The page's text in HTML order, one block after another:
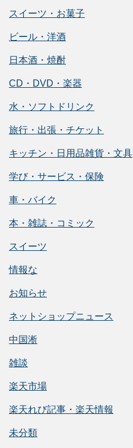
スイーツ・お菓子
ビール・洋酒
日本酒・焼酎
CD・DVD・楽器
水・ソフトドリンク
旅行・出張・チケット
キッチン・日用品雑貨・文具
学び・サービス・保険
車・バイク
本・雑誌・コミック
スイーツ
情報な
お知らせ
ネットショップニュース
中国淅
雑談
楽天市場
楽天れび記事・楽天情報
未分類